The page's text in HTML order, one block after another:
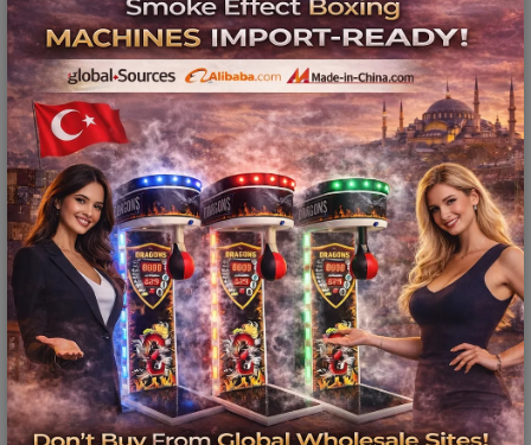
✔️ Forte interaction client
✔️ Retour sur investissement rapide
👉 Transformez votre espace ensource de
revenus
🎯 Idéal pour les
professionnels
Nos machines sont parfaites pour :
✔️ Bars et discothèques
✔️ Hôtels et resorts